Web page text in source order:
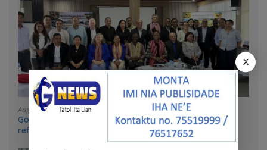
August 4, 2026
Government and UN partners convene mid-term
reflection workshop to advance food systems
transformation in Timor-Leste
X